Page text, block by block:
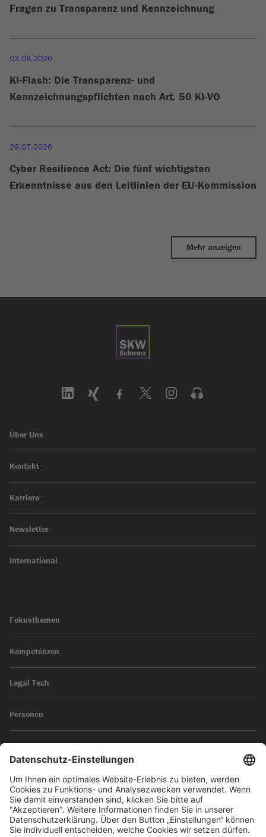
Fragen zu Transparenz und Kennzeichnung
03.08.2026
KI-Flash: Die Transparenz- und
Kennzeichnungspflichten nach Art. 50 KI-VO
29.07.2026
Cyber Resilience Act: Die fünf wichtigsten
Erkenntnisse aus den Leitlinien der EU-Kommission
Mehr anzeigen
Über Uns
Kontakt
Karriere
Newsletter
International
Fokusthemen
Kompetenzen
Legal Tech
Personen
News